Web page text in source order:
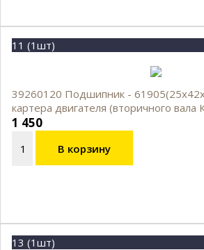
11 (1шт)
39260120 Подшипник -
картера двигателя (вторичного
1 450
В корзину
13 (1шт)